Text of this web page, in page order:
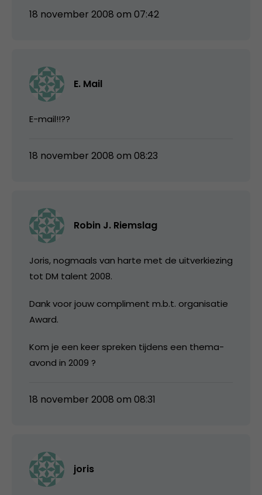
18 november 2008 om 07:42
E. Mail
E-mail!!??
18 november 2008 om 08:23
Robin J. Riemslag
Joris, nogmaals van harte met de uitverkiezing
tot DM talent 2008.
Dank voor jouw compliment m.b.t. organisatie
Award.
Kom je een keer spreken tijdens een thema-
avond in 2009 ?
18 november 2008 om 08:31
joris